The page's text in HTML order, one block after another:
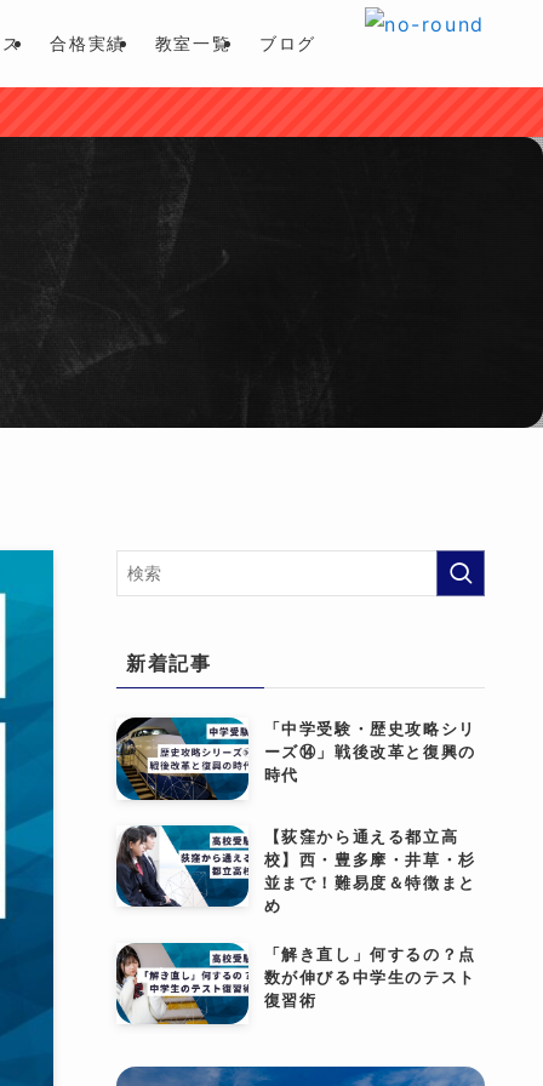
合格実績 教室一覧 ブログ
新着記事
「中学受験・歴史攻略シリ
ーズ⑭」戦後改革と復興の
時代
【荻窪から通える都立高
校】西・豊多摩・井草・杉
並まで！難易度＆特徴まと
め
「解き直し」何するの？点
数が伸びる中学生のテスト
復習術